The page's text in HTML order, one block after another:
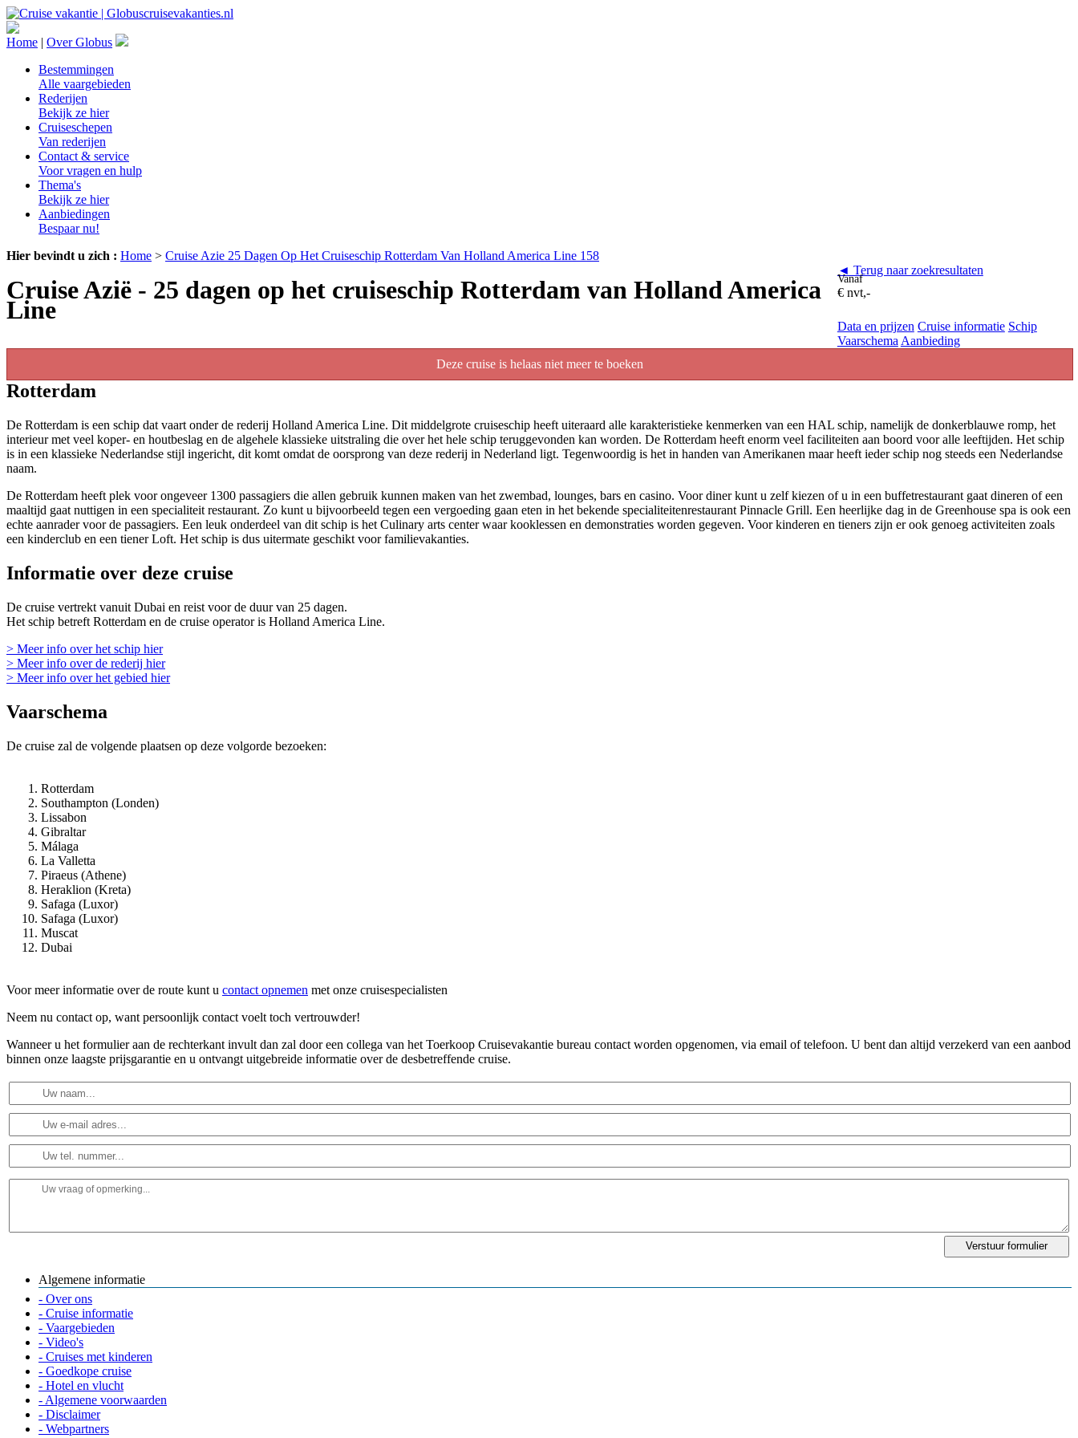
Home | Over Globus
Bestemmingen
Alle vaargebieden
Rederijen
Bekijk ze hier
Cruiseschepen
Van rederijen
Contact & service
Voor vragen en hulp
Thema's
Bekijk ze hier
Aanbiedingen
Bespaar nu!
Hier bevindt u zich : Home > Cruise Azie 25 Dagen Op Het Cruiseschip Rotterdam Van Holland America Line 158
◄ Terug naar zoekresultaten
Cruise Azië - 25 dagen op het cruiseschip Rotterdam van Holland America
Line
Vanaf
€ nvt,-
Data en prijzen Cruise informatie Schip
Vaarschema Aanbieding
Deze cruise is helaas niet meer te boeken
Rotterdam
De Rotterdam is een schip dat vaart onder de rederij Holland America Line. Dit middelgrote cruiseschip heeft uiteraard alle karakteristieke kenmerken van een HAL schip, namelijk de donkerblauwe romp, het
interieur met veel koper- en houtbeslag en de algehele klassieke uitstraling die over het hele schip teruggevonden kan worden. De Rotterdam heeft enorm veel faciliteiten aan boord voor alle leeftijden. Het schip
is in een klassieke Nederlandse stijl ingericht, dit komt omdat de oorsprong van deze rederij in Nederland ligt. Tegenwoordig is het in handen van Amerikanen maar heeft ieder schip nog steeds een Nederlandse
naam.
De Rotterdam heeft plek voor ongeveer 1300 passagiers die allen gebruik kunnen maken van het zwembad, lounges, bars en casino. Voor diner kunt u zelf kiezen of u in een buffetrestaurant gaat dineren of een
maaltijd gaat nuttigen in een specialiteit restaurant. Zo kunt u bijvoorbeeld tegen een vergoeding gaan eten in het bekende specialiteitenrestaurant Pinnacle Grill. Een heerlijke dag in de Greenhouse spa is ook een
echte aanrader voor de passagiers. Een leuk onderdeel van dit schip is het Culinary arts center waar kooklessen en demonstraties worden gegeven. Voor kinderen en tieners zijn er ook genoeg activiteiten zoals
een kinderclub en een tiener Loft. Het schip is dus uitermate geschikt voor familievakanties.
Informatie over deze cruise
De cruise vertrekt vanuit Dubai en reist voor de duur van 25 dagen.
Het schip betreft Rotterdam en de cruise operator is Holland America Line.
> Meer info over het schip hier
> Meer info over de rederij hier
> Meer info over het gebied hier
Vaarschema
De cruise zal de volgende plaatsen op deze volgorde bezoeken:
Rotterdam
Southampton (Londen)
Lissabon
Gibraltar
Málaga
La Valletta
Piraeus (Athene)
Heraklion (Kreta)
Safaga (Luxor)
Safaga (Luxor)
Muscat
Dubai
Voor meer informatie over de route kunt u contact opnemen met onze cruisespecialisten
Neem nu contact op, want persoonlijk contact voelt toch vertrouwder!
Wanneer u het formulier aan de rechterkant invult dan zal door een collega van het Toerkoop Cruisevakantie bureau contact worden opgenomen, via email of telefoon. U bent dan altijd verzekerd van een aanbod
binnen onze laagste prijsgarantie en u ontvangt uitgebreide informatie over de desbetreffende cruise.
Algemene informatie
- Over ons
- Cruise informatie
- Vaargebieden
- Video's
- Cruises met kinderen
- Goedkope cruise
- Hotel en vlucht
- Algemene voorwaarden
- Disclaimer
- Webpartners